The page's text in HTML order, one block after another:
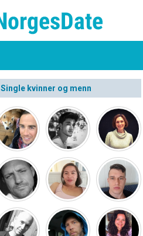
Single kvinner og menn